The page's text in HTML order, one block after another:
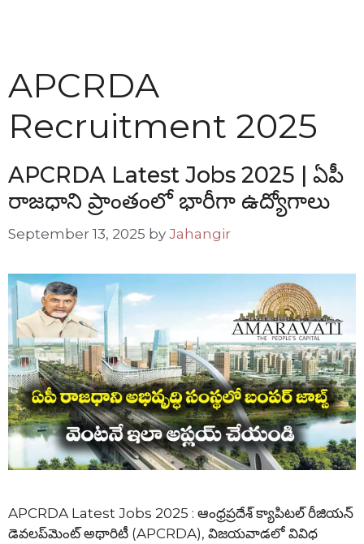
APCRDA
Recruitment 2025
APCRDA Latest Jobs 2025 | ఏపీ
రాజధాని ప్రాంతంలో భారీగా ఉద్యోగాలు
September 13, 2025 by Jahangir
APCRDA Latest Jobs 2025 : ఆంధ్రప్రదేశ్ క్యాపిటల్ రీజియన్
డెవలప్‌మెంట్ అథారిటీ (APCRDA), విజయవాడలో వివిధ